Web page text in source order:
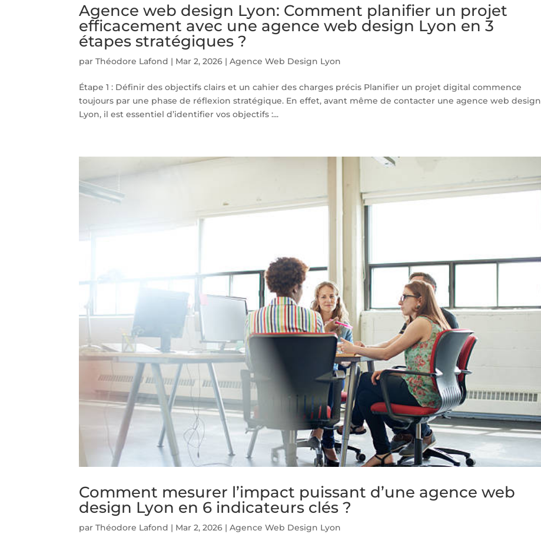
Agence web design Lyon: Comment planifier un projet
efficacement avec une agence web design Lyon en 3
étapes stratégiques ?
parThéodore Lafond | Mar 2, 2026 |Agence Web Design Lyon
Étape 1 : Définir des objectifs clairs et un cahier des charges précis Planifier un projet digital commence
toujours par une phase de réflexion stratégique. En effet, avant même de contacter une agence web design
Lyon, il est essentiel d’identifier vos objectifs :...
Comment mesurer l’impact puissant d’une agence web
design Lyon en 6 indicateurs clés ?
parThéodore Lafond | Mar 2, 2026 |Agence Web Design Lyon